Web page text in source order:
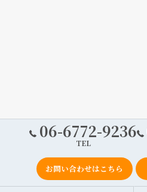
06-6772-9236
TEL
お問い合わせはこちら